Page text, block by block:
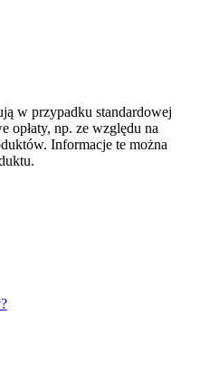
w przypadku standardowej
opłaty, np. ze względu na
Informacje te można